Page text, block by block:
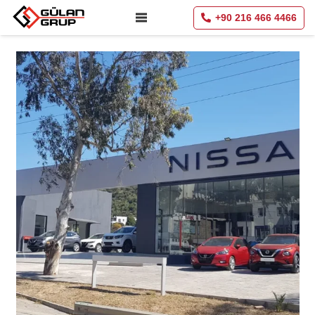
+90 216 466 4466